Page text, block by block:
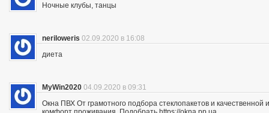
Ночные клубы, танцы
neriloweris 02.09.2020 в 16:08
диета
MyWin2020 04.09.2020 в 09:31
Окна ПВХ От грамотного подбора стеклопакетов и